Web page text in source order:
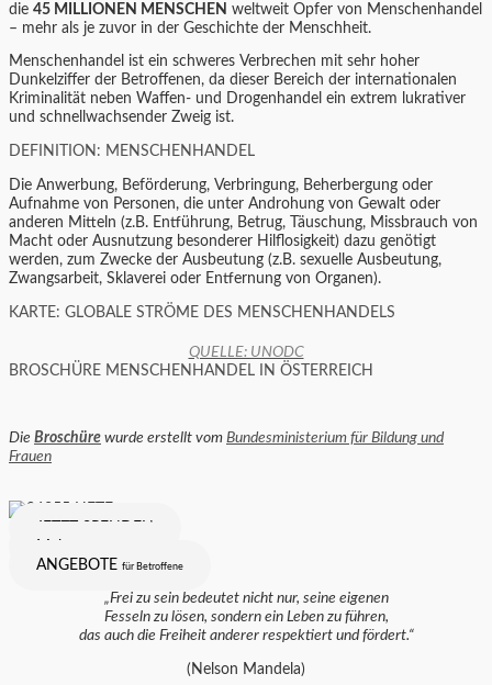
die 45 MILLIONEN MENSCHEN weltweit Opfer von Menschenhandel
– mehr als je zuvor in der Geschichte der Menschheit.
Menschenhandel ist ein schweres Verbrechen mit sehr hoher
Dunkelziffer der Betroffenen, da dieser Bereich der internationalen
Kriminalität neben Waffen- und Drogenhandel ein extrem lukrativer
und schnellwachsender Zweig ist.
DEFINITION: MENSCHENHANDEL
Die Anwerbung, Beförderung, Verbringung, Beherbergung oder
Aufnahme von Personen, die unter Androhung von Gewalt oder
anderen Mitteln (z.B. Entführung, Betrug, Täuschung, Missbrauch von
Macht oder Ausnutzung besonderer Hilflosigkeit) dazu genötigt
werden, zum Zwecke der Ausbeutung (z.B. sexuelle Ausbeutung,
Zwangsarbeit, Sklaverei oder Entfernung von Organen).
KARTE: GLOBALE STRÖME DES MENSCHENHANDELS
QUELLE: UNODC
BROSCHÜRE MENSCHENHANDEL IN ÖSTERREICH
Die Broschüre wurde erstellt vom Bundesministerium für Bildung und
Frauen
JETZT SPENDEN
ANGEBOTE für Betroffene
„Frei zu sein bedeutet nicht nur, seine eigenen
Fesseln zu lösen, sondern ein Leben zu führen,
das auch die Freiheit anderer respektiert und fördert.“
(Nelson Mandela)